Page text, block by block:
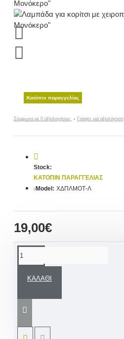
Κατόπιν παραγγελίας
Σύμφωνα με 0 αξιολογήσεις. - Γράψτε μια αξιολόγηση
19,00€
Stock:
ΚΑΤΌΠΙΝ ΠΑΡΑΓΓΕΛΊΑΣ
Model: ΧΔΠΛΜΟΤ-Λ
ΚΑΛΆΘΙ
χειροποίητo
αλογάκι μονόκερος
υφασμάτινα.